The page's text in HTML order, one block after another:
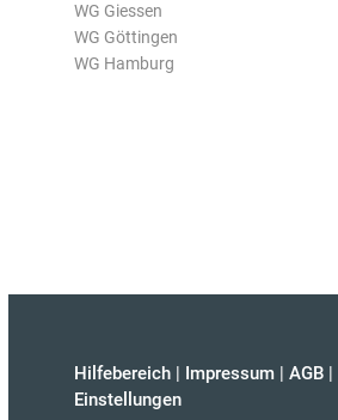
WG Giessen
WG Göttingen
WG Hamburg
Hilfebereich | Impressum | AGB |
Einstellungen